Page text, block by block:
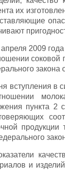
их
2009
соковой
закона
вступления в
пункта 2
продукции
и